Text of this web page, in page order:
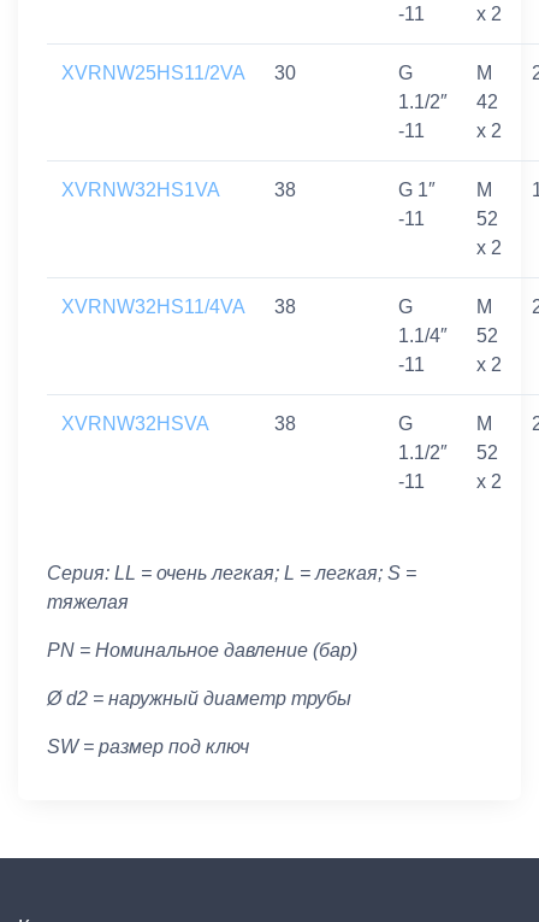
-11
x 2
XVRNW25HS11/2VA 30
G
1.1/2″
-11
M
42
x 2
XVRNW32HS1VA 38
G 1″
-11
M
52
x 2
XVRNW32HS11/4VA 38
G
1.1/4″
-11
M
52
x 2
XVRNW32HSVA 38
G
1.1/2″
-11
M
52
x 2
Серия: LL = очень легкая; L = легкая; S =
тяжелая
PN = Номинальное давление (бар)
Ø d2 = наружный диаметр трубы
SW = размер под ключ